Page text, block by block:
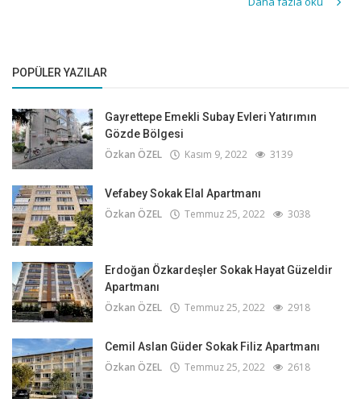
POPÜLER YAZILAR
Gayrettepe Emekli Subay Evleri Yatırımın
Gözde Bölgesi
Özkan ÖZEL Kasım 9, 2022 3139
Vefabey Sokak Elal Apartmanı
Özkan ÖZEL Temmuz 25, 2022 3038
Erdoğan Özkardeşler Sokak Hayat Güzeldir
Apartmanı
Özkan ÖZEL Temmuz 25, 2022 2918
Cemil Aslan Güder Sokak Filiz Apartmanı
Özkan ÖZEL Temmuz 25, 2022 2618